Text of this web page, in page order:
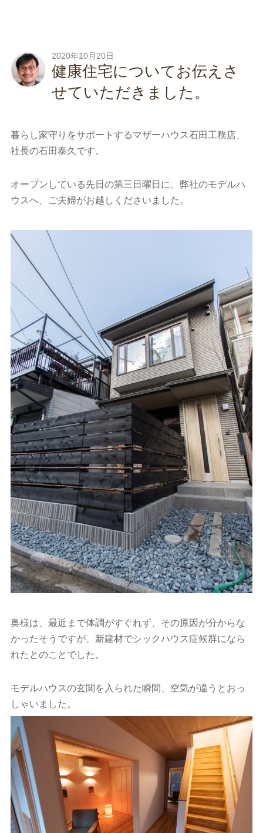
2020年10月20日
健康住宅についてお伝えさ
せていただきました。
暮らし家守りをサポートするマザーハウス石田工務店、
社長の石田泰久です。
オープンしている先日の第三日曜日に、弊社のモデルハ
ウスへ、ご夫婦がお越しくださいました。
奥様は、最近まで体調がすぐれず、その原因が分からな
かったそうですが、新建材でシックハウス症候群になら
れたとのことでした。
モデルハウスの玄関を入られた瞬間、空気が違うとおっ
しゃいました。